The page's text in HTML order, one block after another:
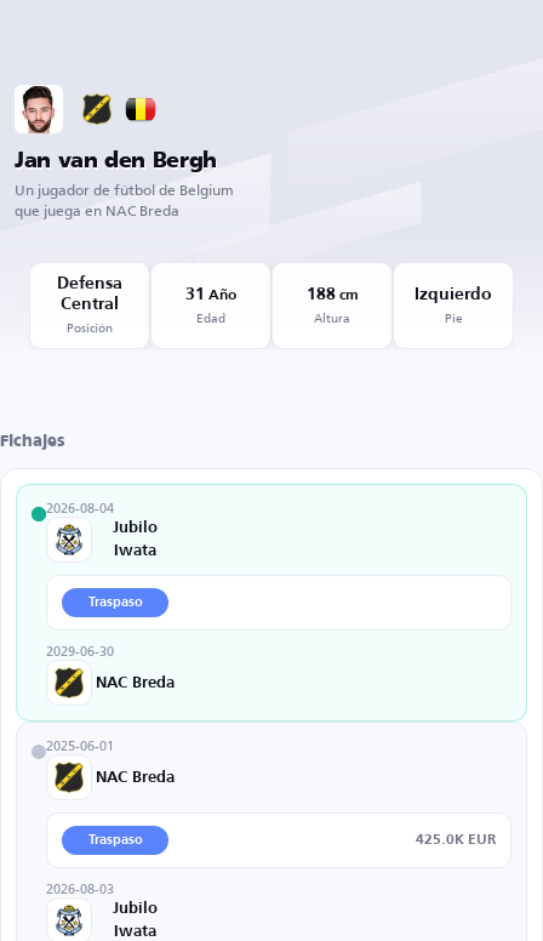
Jan van den Bergh
Un jugador de fútbol de Belgium
que juega en NAC Breda
Defensa
Central
Posición
31 Año
Edad
188cm
Altura
Izquierdo
Pie
Fichajes
2026-08-04
Jubilo
Iwata
Traspaso
2029-06-30
NAC Breda
2025-06-01
NAC Breda
Traspaso 425.0K EUR
2026-08-03
Jubilo
Iwata